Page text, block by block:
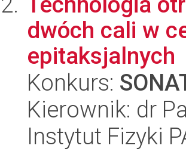
dwóch cali w
epitaksjalnych
Konkurs:
Kierownik: dr
Instytut Fizyki